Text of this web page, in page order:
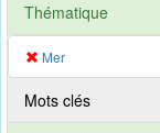
Thématique
Mer
Mots clés